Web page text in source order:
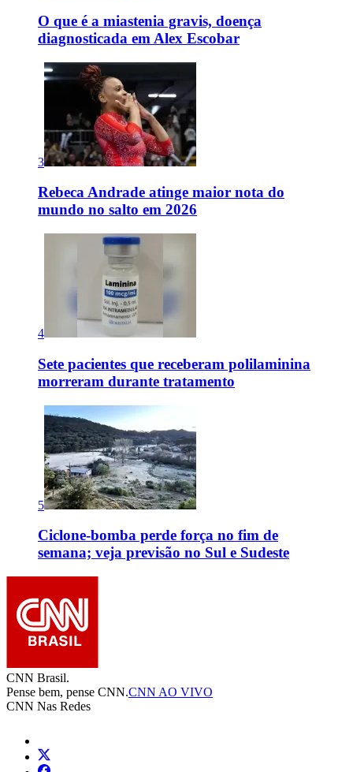
O que é a miastenia gravis, doença
diagnosticada em Alex Escobar
3
Rebeca Andrade atinge maior nota do
mundo no salto em 2026
4
Sete pacientes que receberam polilaminina
morreram durante tratamento
5
Ciclone-bomba perde força no fim de
semana; veja previsão no Sul e Sudeste
CNN Brasil.
Pense bem, pense CNN.CNN AO VIVO
CNN Nas Redes